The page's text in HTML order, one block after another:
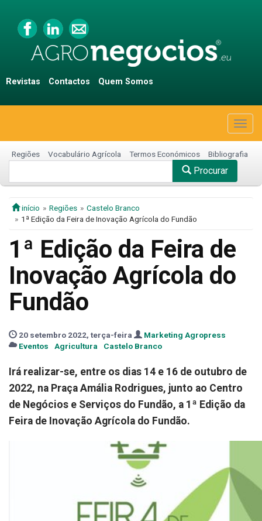
Revistas Contactos Quem Somos
Regiões Vocabulário Agrícola Termos Económicos Bibliografia
Procurar
início Regiões
Castelo Branco
1ª Edição da Feira de Inovação Agrícola do Fundão
1ª Edição da Feira de
Inovação Agrícola do
Fundão
20 setembro 2022, terça-feira
Marketing Agropress
Eventos
Agricultura Castelo Branco
Irá realizar-se, entre os dias 14 e 16 de outubro de
2022, na Praça Amália Rodrigues, junto ao Centro
de Negócios e Serviços do Fundão, a 1ª Edição da
Feira de Inovação Agrícola do Fundão.